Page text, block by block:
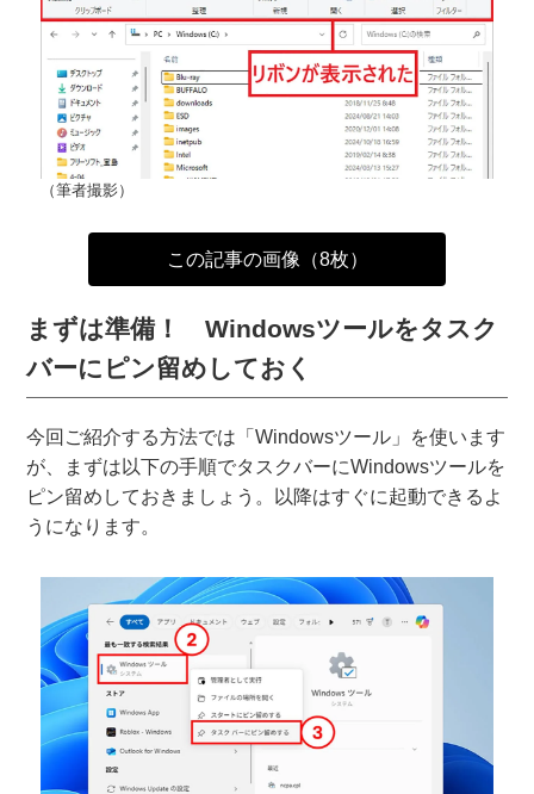
（筆者撮影）
この記事の画像（8枚）
まずは準備！ Windowsツールをタスク
バーにピン留めしておく
今回ご紹介する方法では「Windowsツール」を使います
が、まずは以下の手順でタスクバーにWindowsツールを
ピン留めしておきましょう。以降はすぐに起動できるよ
うになります。